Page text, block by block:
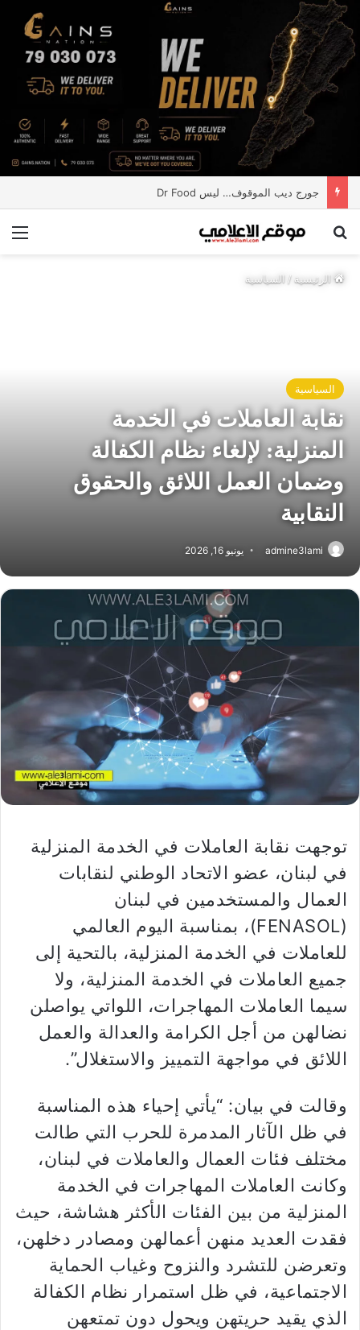
جورج ديب الموقوف… ليس Dr Food
بحث عن
الرئيسية/ السياسية
السياسية
نقابة العاملات في الخدمة
المنزلية: لإلغاء نظام الكفالة
وضمان العمل اللائق والحقوق
النقابية
admine3lami يونيو 16, 2026
توجهت نقابة العاملات في الخدمة المنزلية
في لبنان، عضو الاتحاد الوطني لنقابات
العمال والمستخدمين في لبنان
(FENASOL)، بمناسبة اليوم العالمي
للعاملات في الخدمة المنزلية، بالتحية إلى
جميع العاملات في الخدمة المنزلية، ولا
سيما العاملات المهاجرات، اللواتي يواصلن
نضالهن من أجل الكرامة والعدالة والعمل
اللائق في مواجهة التمييز والاستغلال”.
وقالت في بيان: “يأتي إحياء هذه المناسبة
في ظل الآثار المدمرة للحرب التي طالت
مختلف فئات العمال والعاملات في لبنان،
وكانت العاملات المهاجرات في الخدمة
المنزلية من بين الفئات الأكثر هشاشة، حيث
فقدت العديد منهن أعمالهن ومصادر دخلهن،
وتعرضن للتشرد والنزوح وغياب الحماية
الاجتماعية، في ظل استمرار نظام الكفالة
الذي يقيد حريتهن ويحول دون تمتعهن